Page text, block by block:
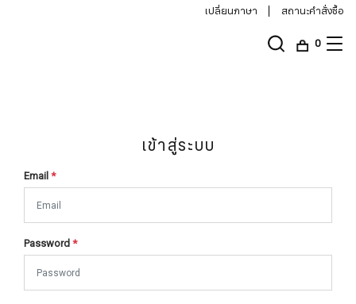
เปลี่ยนภาษา สถานะคำสั่งซื้อ
0
เข้าสู่ระบบ
Email*
Password*